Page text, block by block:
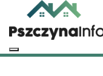
content
Twoje źródło